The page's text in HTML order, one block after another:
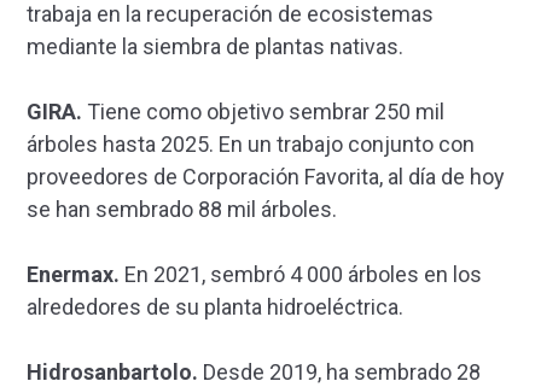
trabaja en la recuperación de ecosistemas
mediante la siembra de plantas nativas.
GIRA. Tiene como objetivo sembrar 250 mil
árboles hasta 2025. En un trabajo conjunto con
proveedores de Corporación Favorita, al día de hoy
se han sembrado 88 mil árboles.
Enermax. En 2021, sembró 4 000 árboles en los
alrededores de su planta hidroeléctrica.
Hidrosanbartolo. Desde 2019, ha sembrado 28